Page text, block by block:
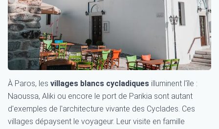
À Paros, les villages blancs cycladiques illuminent l'île :
Naoussa, Aliki ou encore le port de Parikia sont autant
d'exemples de l'architecture vivante des Cyclades. Ces
villages dépaysent le voyageur. Leur visite en famille